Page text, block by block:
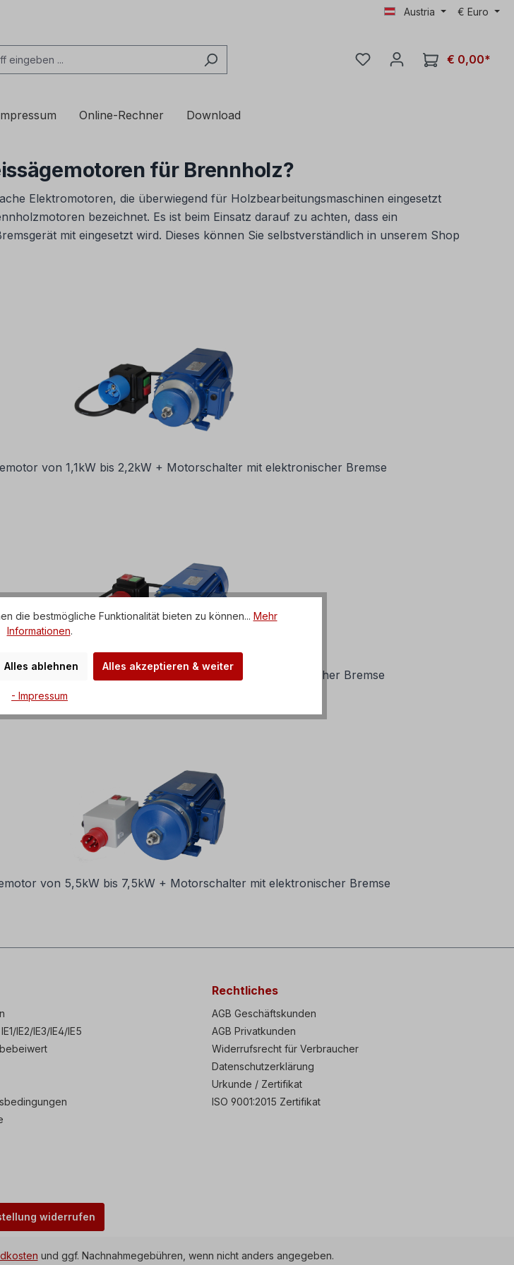
Austria € Euro
€ 0,00*
Online-Rechner Download
für Brennholz?
Elektromotoren, die überwiegend für Holzbearbeitungsmaschinen eingesetzt
bezeichnet. Es ist beim Einsatz darauf zu achten, dass ein
mit eingesetzt wird. Dieses können Sie selbstverständlich in unserem Shop
von 1,1kW bis 2,2kW + Motorschalter mit elektronischer Bremse
von 1,5kW bis 4kW + Motorschalter mit elektronischer Bremse
von 5,5kW bis 7,5kW + Motorschalter mit elektronischer Bremse
IE2/IE3/IE4/IE5
Rechtliches
AGB Geschäftskunden
AGB Privatkunden
Widerrufsrecht für Verbraucher
Datenschutzerklärung
Urkunde / Zertifikat
ISO 9001:2015 Zertifikat
widerrufen
und ggf. Nachnahmegebühren, wenn nicht anders angegeben.
die bestmögliche Funktionalität bieten zu können... Mehr
Informationen.
Alles ablehnen Alles akzeptieren & weiter
- Impressum